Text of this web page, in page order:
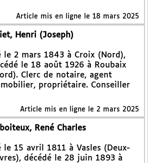
Article mis en ligne le 18 mars 2025
Henri (Joseph)
le 2 mars 1843 à Croix (Nord),
le 18 août 1926 à Roubaix
Clerc de notaire, agent
propriétaire. Conseiller
Article mis en ligne le 2 mars 2025
René Charles
le 15 avril 1811 à Vasles (Deux-
décédé le 28 juin 1893 à